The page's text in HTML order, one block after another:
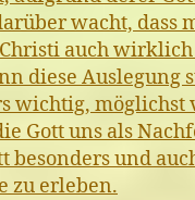
wacht, dass
auch
diese Auslegung
wichtig, möglichst
Gott uns als
besonders und
zu erleben.